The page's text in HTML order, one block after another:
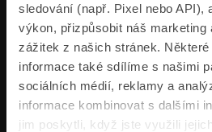
sledování (např. Pixel nebo API),
výkon, přizpůsobit náš marketing
zážitek z našich stránek. Některé
informace také sdílíme s našimi
sociálních médií, reklamy a
informace kombinovat s dalšími
jim poskytli, když jste využili
Produkty
Pojišťovny
Informace
ePojisteni.cz